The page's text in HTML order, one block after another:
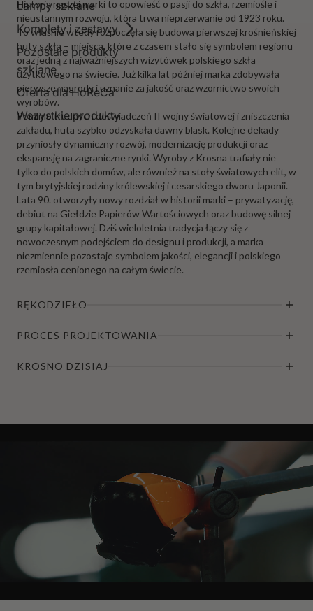
Lampy szklane
Komplety i zestawy
Pozostałe produkty
szklane
Oferta dla HoReCa
Wszystkie produkty
Historia naszej marki to opowieść o pasji do szkła, rzemiośle i
nieustannym rozwoju, która trwa nieprzerwanie od 1923 roku.
To właśnie wtedy rozpoczęła się budowa pierwszej krośnieńskiej
huty szkła – miejsca, które z czasem stało się symbolem regionu
oraz jedną z najważniejszych wizytówek polskiego szkła
użytkowego na świecie. Już kilka lat później marka zdobywała
pierwsze nagrody i uznanie za jakość oraz wzornictwo swoich
wyrobów.
Pomimo trudnych doświadczeń II wojny światowej i zniszczenia
zakładu, huta szybko odzyskała dawny blask. Kolejne dekady
przyniosły dynamiczny rozwój, modernizację produkcji oraz
ekspansję na zagraniczne rynki. Wyroby z Krosna trafiały nie
tylko do polskich domów, ale również na stoły światowych elit, w
tym brytyjskiej rodziny królewskiej i cesarskiego dworu Japonii.
Lata 90. otworzyły nowy rozdział w historii marki – prywatyzację,
debiut na Giełdzie Papierów Wartościowych oraz budowę silnej
grupy kapitałowej. Dziś wieloletnia tradycja łączy się z
nowoczesnym podejściem do designu i produkcji, a marka
niezmiennie pozostaje symbolem jakości, elegancji i polskiego
rzemiosła cenionego na całym świecie.
RĘKODZIEŁO
PROCES PROJEKTOWANIA
KROSNO DZISIAJ